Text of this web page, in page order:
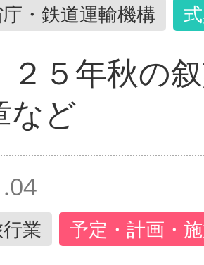
・鉄道運輸機構
５年秋の
など
業 予定・計画・